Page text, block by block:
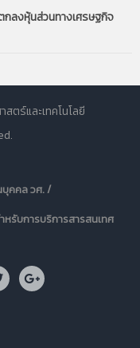
ลงหุ้นส่วนทางเศรษฐกิจ
ตร์และเทคโนโลยี
คคล วศ. /
รับการบริการสารสนเทศ